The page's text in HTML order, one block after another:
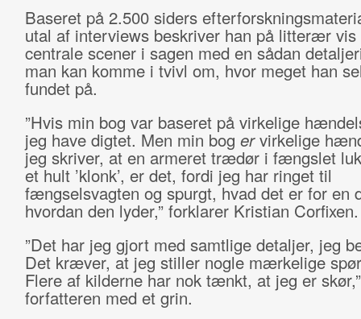
Baseret på 2.500 siders
utal af interviews beskriver han på litterær vis
centrale scener i sagen med en sådan
man kan komme i tvivl om, hvor meget han
fundet på.
”Hvis min bog var baseret på virkelige
jeg have digtet. Men min bog ervirkelige
jeg skriver, at en armeret trædør i fængslet
et hult ’klonk’, er det, fordi jeg har ringet til
fængselsvagten og spurgt, hvad det er for en
hvordan den lyder,” forklarer Kristian Corfixen.
”Det har jeg gjort med samtlige detaljer, jeg
Det kræver, at jeg stiller nogle mærkelige
Flere af kilderne har nok tænkt, at jeg er
forfatteren med et grin.